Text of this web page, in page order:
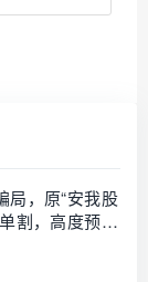
局，原“安我股
割，高度预